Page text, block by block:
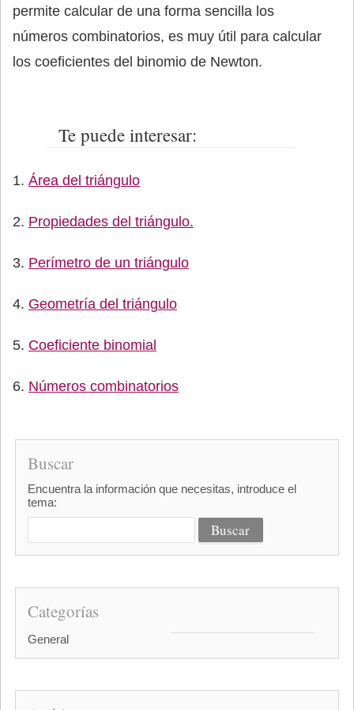
permite calcular de una forma sencilla los
números combinatorios, es muy útil para calcular
los coeficientes del binomio de Newton.
Te puede interesar:
Área del triángulo
Propiedades del triángulo.
Perímetro de un triángulo
Geometría del triángulo
Coeficiente binomial
Números combinatorios
Buscar
Encuentra la información que necesitas, introduce el
tema:
Categorías
General